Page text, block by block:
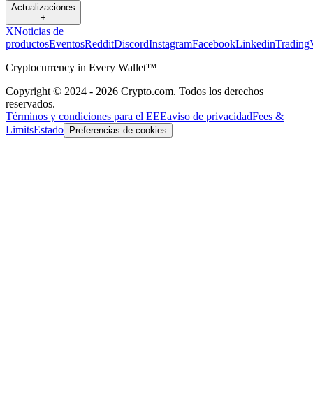
Actualizaciones
+
XNoticias de
productosEventosRedditDiscordInstagramFacebookLinkedin
Cryptocurrency in Every Wallet™
Copyright © 2024 - 2026 Crypto.com. Todos los derechos
reservados.
Términos y condiciones para el EEEaviso de privacidadFees &
LimitsEstado Preferencias de cookies